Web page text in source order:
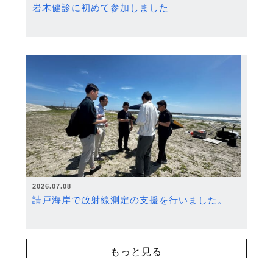
岩木健診に初めて参加しました
2026.07.08
請戸海岸で放射線測定の支援を行いました。
もっと見る